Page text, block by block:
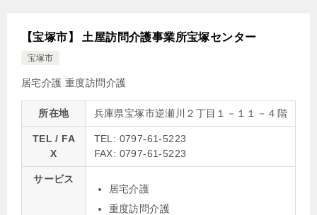
【宝塚市】 土屋訪問介護事業所宝塚センター
宝塚市
居宅介護 重度訪問介護
所在地 兵庫県宝塚市逆瀬川２丁目１－１１－４階
TEL / FA
X
TEL: 0797-61-5223
FAX: 0797-61-5223
サービス
居宅介護
重度訪問介護